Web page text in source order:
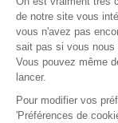
partagera des
locales. Les
cours de cuisine
une expérience
les secrets des